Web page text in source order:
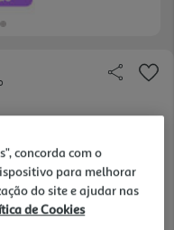
concorda com o
para melhorar
do site e ajudar nas
de Cookies